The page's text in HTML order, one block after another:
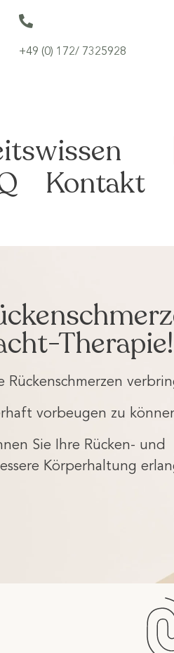
+49 (0) 172/ 7325928
Kontakt
Therapie!
vorbeugen zu
Sie Ihre Rücken- und
Körperhaltung